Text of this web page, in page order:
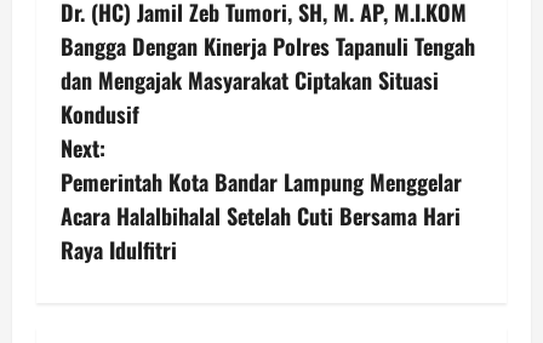
o
s
t
n
a
Dr. (HC) Jamil Zeb Tumori, SH, M. AP, M.I.KOM
Bangga Dengan Kinerja Polres Tapanuli Tengah
dan Mengajak Masyarakat Ciptakan Situasi
Kondusif
Next:
Pemerintah Kota Bandar Lampung Menggelar
Acara Halalbihalal Setelah Cuti Bersama Hari
Raya Idulfitri